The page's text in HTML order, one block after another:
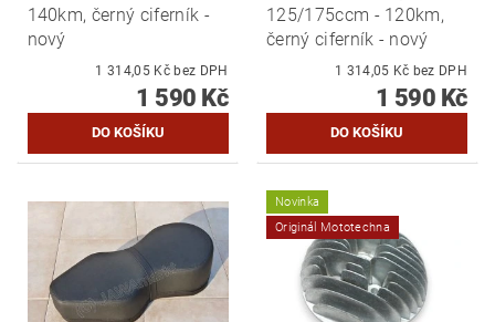
140km, černý ciferník -
nový
1 314,05 Kč bez DPH
1 590 Kč
125/175ccm - 120km,
černý ciferník - nový
1 314,05 Kč bez DPH
1 590 Kč
Novinka
Originál Mototechna